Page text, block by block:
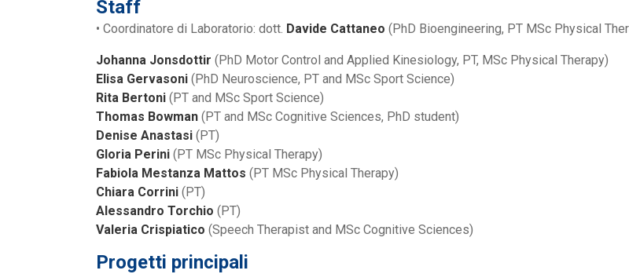
Staff
• Coordinatore di Laboratorio: dott. Davide Cattaneo (PhD Bioengineering, PT MSc Physical
Johanna Jonsdottir (PhD Motor Control and Applied Kinesiology, PT, MSc Physical Therapy)
Elisa Gervasoni (PhD Neuroscience, PT and MSc Sport Science)
Rita Bertoni (PT and MSc Sport Science)
Thomas Bowman (PT and MSc Cognitive Sciences, PhD student)
Denise Anastasi (PT)
Gloria Perini (PT MSc Physical Therapy)
Fabiola Mestanza Mattos (PT MSc Physical Therapy)
Chiara Corrini (PT)
Alessandro Torchio (PT)
Valeria Crispiatico (Speech Therapist and MSc Cognitive Sciences)
Progetti principali